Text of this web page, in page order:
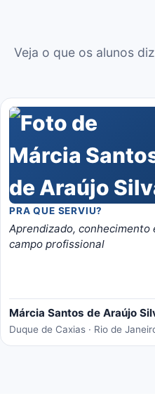
Veja o que os alunos
PRA QUE SERVIU?
Aprendizado, conhecimento
campo profissional
Márcia Santos de Araújo
Duque de Caxias · Rio de